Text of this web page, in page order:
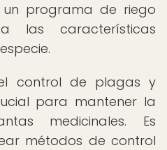
programa de riego
características
control de plagas y
para mantener la
medicinales. Es
métodos de control